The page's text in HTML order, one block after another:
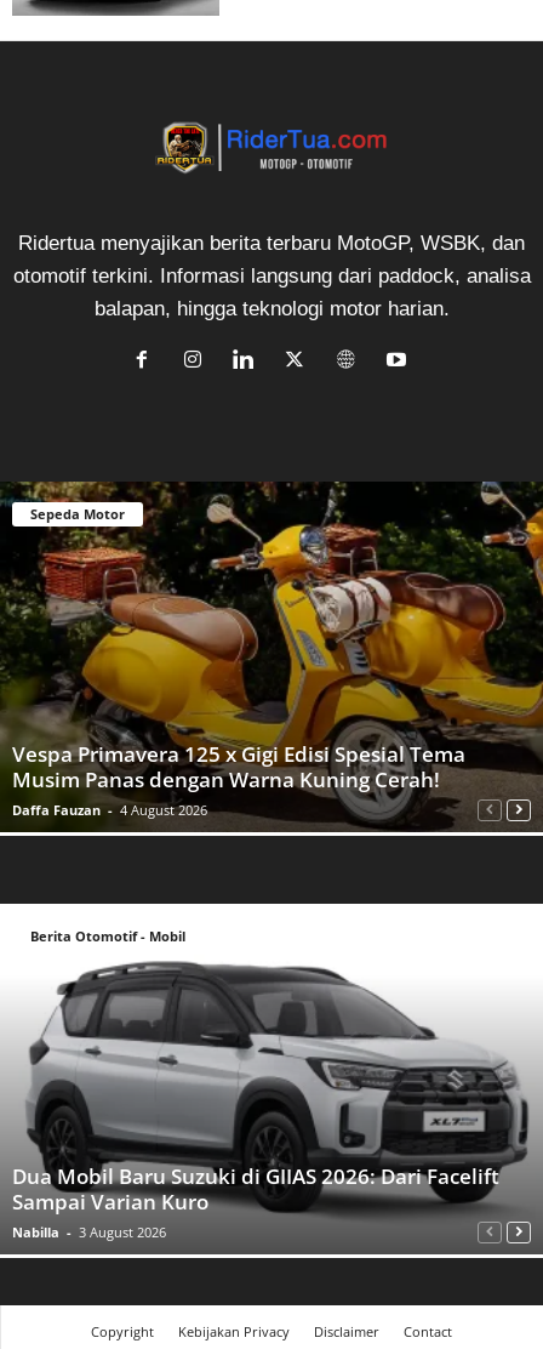
Ridertua menyajikan berita terbaru MotoGP, WSBK, dan
otomotif terkini. Informasi langsung dari paddock, analisa
balapan, hingga teknologi motor harian.
Sepeda Motor
Vespa Primavera 125 x Gigi Edisi Spesial Tema
Musim Panas dengan Warna Kuning Cerah!
Daffa Fauzan - 4 August 2026
Berita Otomotif - Mobil
Dua Mobil Baru Suzuki di GIIAS 2026: Dari Facelift
Sampai Varian Kuro
Nabilla - 3 August 2026
Copyright Kebijakan Privacy Disclaimer Contact